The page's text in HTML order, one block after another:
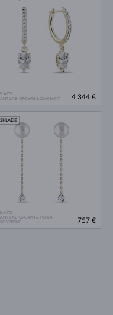
LAB GROWN & DIAMANT
4 344 €
LAB GROWN & PERLA
757 €